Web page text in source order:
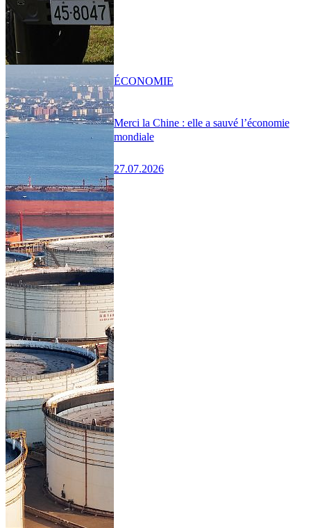
Merci la Chine : elle a sauvé l’économie
mondiale
27.07.2026
ÉCONOMIE